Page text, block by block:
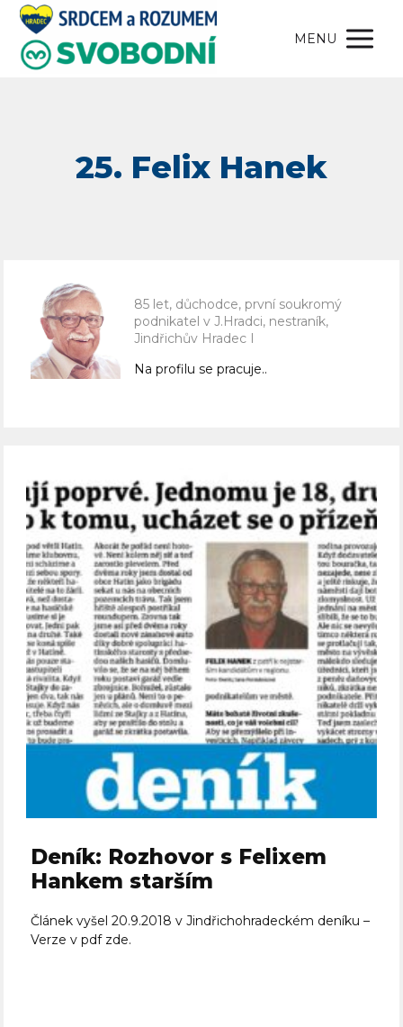
MENU
85 let, důchodce, první soukromý
podnikatel v J.Hradci, nestraník,
Jindřichův Hradec I
Na profilu se pracuje..
Deník: Rozhovor s Felixem
Hankem starším
Článek vyšel 20.9.2018 v Jindřichohradeckém deníku –
Verze v pdf zde.